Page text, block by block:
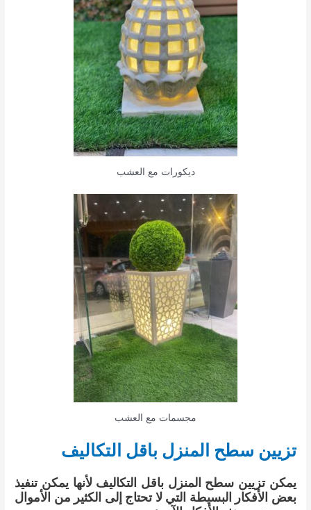
ديكورات مع العشب
مجسمات مع العشب
تزيين سطح المنزل باقل التكاليف
يمكن تزيين سطح المنزل باقل التكاليف لأنها يمكن تنفيذ
بعض الأفكار البسيطة التي لا تحتاج إلى الكثير من الأموال